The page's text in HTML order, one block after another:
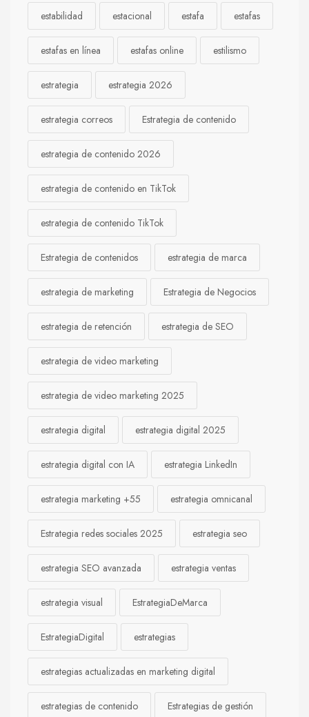
estabilidad estacional estafa estafas
estafas en línea estafas online estilismo
estrategia estrategia 2026
estrategia correos Estrategia de contenido
estrategia de contenido 2026
estrategia de contenido en TikTok
estrategia de contenido TikTok
Estrategia de contenidos estrategia de marca
estrategia de marketing Estrategia de Negocios
estrategia de retención estrategia de SEO
estrategia de video marketing
estrategia de video marketing 2025
estrategia digital estrategia digital 2025
estrategia digital con IA estrategia LinkedIn
estrategia marketing +55 estrategia omnicanal
Estrategia redes sociales 2025 estrategia seo
estrategia SEO avanzada estrategia ventas
estrategia visual EstrategiaDeMarca
EstrategiaDigital estrategias
estrategias actualizadas en marketing digital
estrategias de contenido Estrategias de gestión